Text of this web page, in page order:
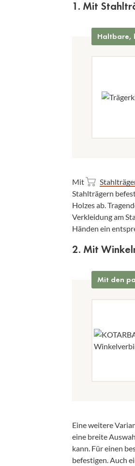
1. Mit
Haltbare,
Mit
Stahlträgern
Holzes ab.
Verkleidung am
Händen ein
2. Mit
Mit den
Eine weitere
eine breite
kann. Für einen
befestigen. Auch